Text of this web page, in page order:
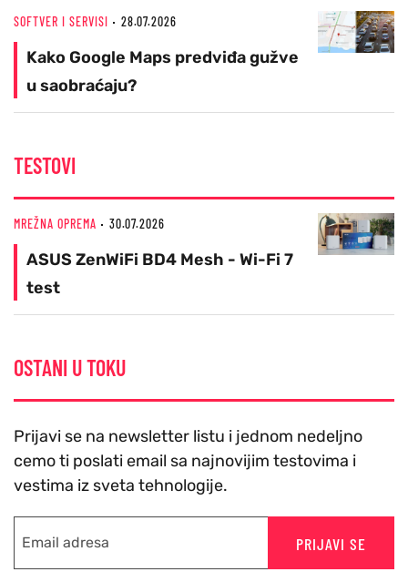
SOFTVER I SERVISI 28.07.2026
Kako Google Maps predviđa gužve
u saobraćaju?
TESTOVI
MREŽNA OPREMA 30.07.2026
ASUS ZenWiFi BD4 Mesh - Wi-Fi 7
test
OSTANI U TOKU
Prijavi se na newsletter listu i jednom nedeljno
cemo ti poslati email sa najnovijim testovima i
vestima iz sveta tehnologije.
PRIJAVI SE